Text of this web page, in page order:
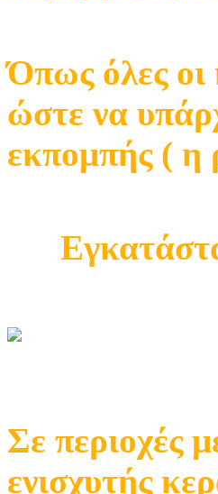
Όπως όλες οι
ώστε να
εκπομπής ( η
Σε περιοχές
ενισχυτής